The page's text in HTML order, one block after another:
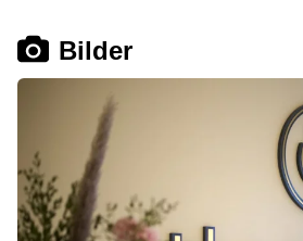
Bilder